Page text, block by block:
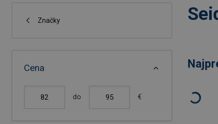
Značky
Cena
do €